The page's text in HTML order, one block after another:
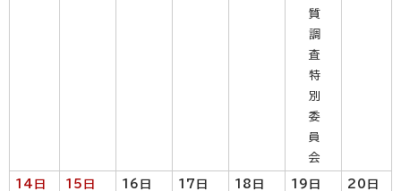
質
調
査
特
別
委
員
会
14日 15日 16日 17 日 18日 19日 20日